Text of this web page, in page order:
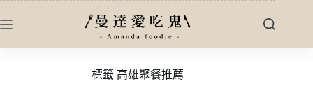
至
標籤 高雄聚餐推薦